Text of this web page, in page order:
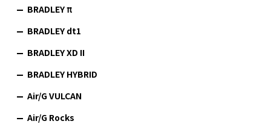
BRADLEY π
BRADLEY dt1
BRADLEY XD II
BRADLEY HYBRID
Air/G VULCAN
Air/G Rocks